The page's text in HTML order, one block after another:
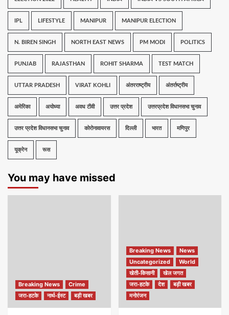
IPL LIFESTYLE MANIPUR MANIPUR ELECTION
N. BIREN SINGH NORTH EAST NEWS PM MODI POLITICS
PUNJAB RAJASTHAN ROHIT SHARMA TEST MATCH
UTTAR PRADESH VIRAT KOHLI अंतरराष्ट्रीय अंतर्राष्ट्रीय
अमेरिका अयोध्या अवध टीवी उत्तर प्रदेश उत्तरप्रदेश विधानसभा चुनाव
उत्तर प्रदेश विधानसभा चुनाव कोरोनावायरस दिल्ली भारत मणिपुर
यूक्रेन रूस
You may have missed
Breaking News
Crime
जरा-हटके
नार्थ-ईस्ट बड़ी खबर
Breaking News
News
Uncategorized
World
खेती-किसानी
खेल जगत
जरा-हटके
देश
बड़ी खबर
मनोरंजन